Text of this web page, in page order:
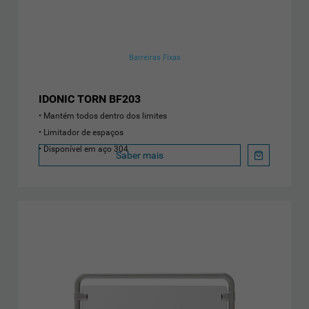
Barreiras Fixas
IDONIC TORN BF203
Mantém todos dentro dos limites
Limitador de espaços
Disponível em aço 304
Saber mais